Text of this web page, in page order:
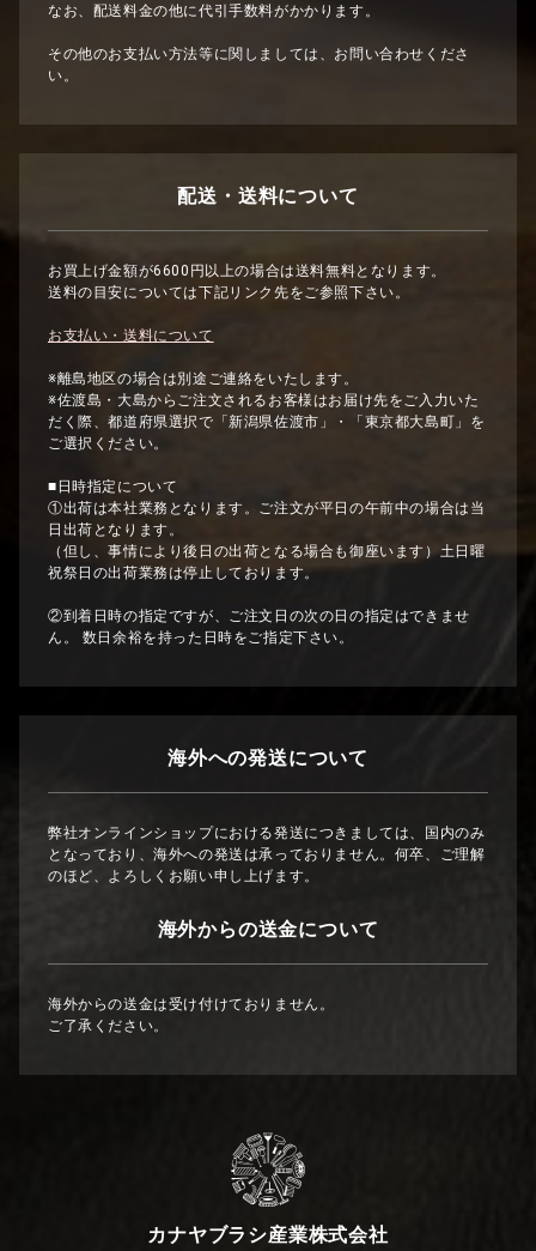
なお、配送料金の他に代引手数料がかかります。
その他のお支払い方法等に関しましては、お問い合わせくださ
い。
配送・送料について
お買上げ金額が6600円以上の場合は送料無料となります。
送料の目安については下記リンク先をご参照下さい。
お支払い・送料について
※離島地区の場合は別途ご連絡をいたします。
※佐渡島・大島からご注文されるお客様はお届け先をご入力いた
だく際、都道府県選択で「新潟県佐渡市」・「東京都大島町」を
ご選択ください。
■日時指定について
①出荷は本社業務となります。ご注文が平日の午前中の場合は当
日出荷となります。
（但し、事情により後日の出荷となる場合も御座います）土日曜
祝祭日の出荷業務は停止しております。
②到着日時の指定ですが、ご注文日の次の日の指定はできませ
ん。 数日余裕を持った日時をご指定下さい。
海外への発送について
弊社オンラインショップにおける発送につきましては、国内のみ
となっており、海外への発送は承っておりません。何卒、ご理解
のほど、よろしくお願い申し上げます。
海外からの送金について
海外からの送金は受け付けておりません。
ご了承ください。
カナヤブラシ産業株式会社